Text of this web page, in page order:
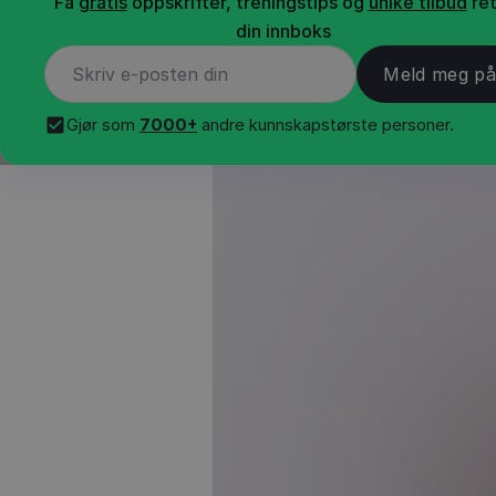
din innboks
Gjør som 7000+ andre kunnskapstørste personer.